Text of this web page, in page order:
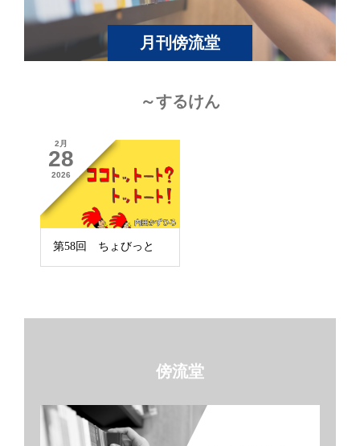
月刊傍流堂
～するけん
2月
28
2026
第58回 ちょびっと
傍流堂